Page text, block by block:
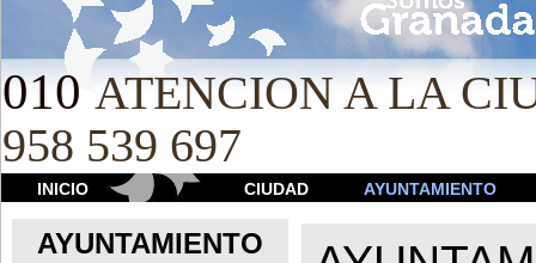
010 ATENCION A LA
958 539 697
INICIO CIUDAD AYUNTAMIENTO
AYUNTAMIENTO